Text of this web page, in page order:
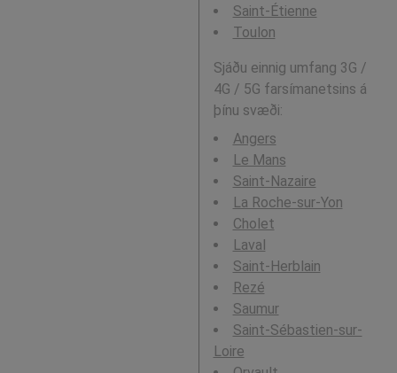
Saint-Étienne
Toulon
Sjáðu einnig umfang 3G /
4G / 5G farsímanetsins á
þínu svæði:
Angers
Le Mans
Saint-Nazaire
La Roche-sur-Yon
Cholet
Laval
Saint-Herblain
Rezé
Saumur
Saint-Sébastien-sur-
Loire